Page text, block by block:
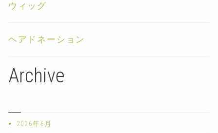
ウィッグ
ヘアドネーション
Archive
2026年6月